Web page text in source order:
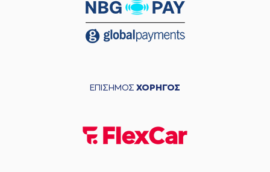
ΕΠΙΣΗΜΟΣ ΧΟΡΗΓΟΣ